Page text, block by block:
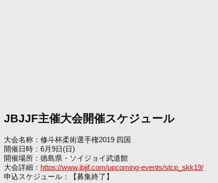
JBJJF主催大会開催スケジュール
大会名称：修斗杯柔術選手権2019 四国
開催日時：6月9日(日)
開催場所：徳島県・ソイジョイ武道館
大会詳細： https://www.jbjjf.com/upcoming-events/stcp_skk19/
申込スケジュール：【募集終了】